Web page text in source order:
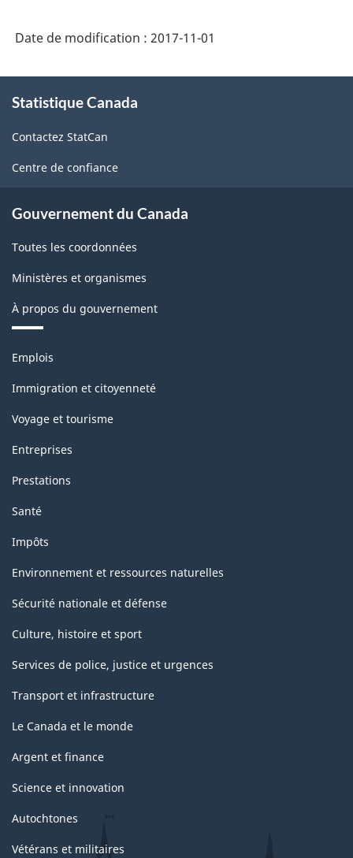
Date de modification : 2017-11-01
propos
ce
site
Statistique Canada
Contactez StatCan
Centre de confiance
Gouvernement du Canada
Toutes les coordonnées
Ministères et organismes
À propos du gouvernement
Thèmes
sujets
Emplois
Immigration et citoyenneté
Voyage et tourisme
Entreprises
Prestations
Santé
Impôts
Environnement et ressources naturelles
Sécurité nationale et défense
Culture, histoire et sport
Services de police, justice et urgences
Transport et infrastructure
Le Canada et le monde
Argent et finance
Science et innovation
Autochtones
Vétérans et militaires